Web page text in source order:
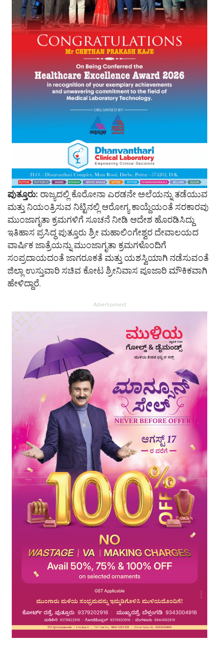
ಪುತ್ತೂರು: ರಾಜ್ಯದಲ್ಲಿ ಕೊರೋನಾ ಎರಡನೇ ಅಲೆಯನ್ನು ತಡೆಯುವ
ಮತ್ತು ನಿಯಂತ್ರಿಸುವ ನಿಟ್ಟಿನಲ್ಲಿ ಆರೋಗ್ಯ ಕಾಯ್ದೆಯಂತೆ ಸರಕಾರವು
ಮುಂಜಾಗೃತಾ ಕ್ರಮಗಳಿಗೆ ಸೂಚನೆ ನೀಡಿ ಆದೇಶ ಹೊರಡಿಸಿದ್ದು
ಇತಿಹಾಸ ಪ್ರಸಿದ್ಧ ಪುತ್ತೂರು ಶ್ರೀ ಮಹಾಲಿಂಗೇಶ್ವರ ದೇವಾಲಯದ
ವಾರ್ಷಿಕ ಜಾತ್ರೆಯನ್ನು ಮುಂಜಾಗೃತಾ ಕ್ರಮಗಳೊಂದಿಗೆ
ಸಂಪ್ರದಾಯದಂತೆ ಜಾಗರೂಕತೆ ಮತ್ತು ಯಶಸ್ವಿಯಾಗಿ ನಡೆಸುವಂತೆ
ಜಿಲ್ಲಾ ಉಸ್ತುವಾರಿ ಸಚಿವ ಕೋಟ ಶ್ರೀನಿವಾಸ ಪೂಜಾರಿ ಮೌಕಿಕವಾಗಿ
ಹೇಳಿದ್ದಾರೆ.
Advertisement